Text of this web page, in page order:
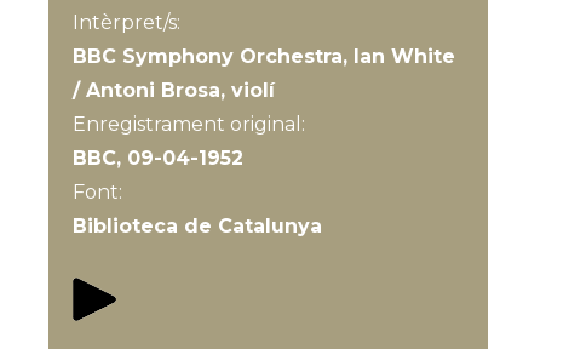
Intèrpret/s:
BBC Symphony Orchestra, Ian White
/ Antoni Brosa, violí
Enregistrament original:
BBC, 09-04-1952
Font:
Biblioteca de Catalunya